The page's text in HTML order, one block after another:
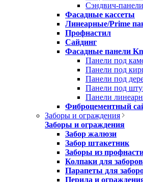
Сэндвич-
Фасадные кассеты
Линеарные/Prime
Профнастил
Сайдинг
Фасадные панели
Панели под
Панели под
Панели под
Панели под
Панели
Фиброцементный
Заборы и ограждения
Заборы и ограждения
Забор жалюзи
Забор штакетник
Заборы из
Колпаки для заборов
Парапеты для
Перила и